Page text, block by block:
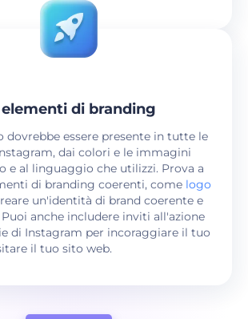
di branding
dovrebbe essere presente in tutte le
dai colori e le immagini
e al linguaggio che utilizzi. Prova a
di branding coerenti, come logo
un'identità di brand coerente e
anche includere inviti all'azione
di Instagram per incoraggiare il tuo
il tuo sito web.